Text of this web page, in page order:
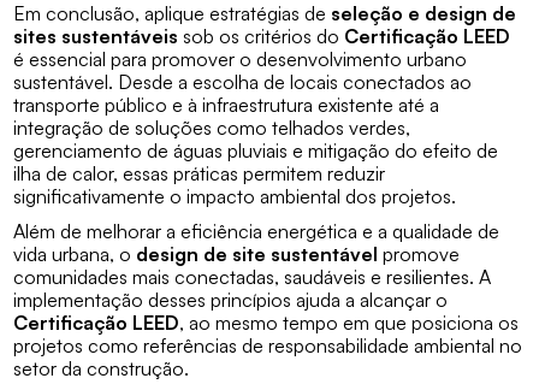
Em conclusão, aplique estratégias de seleção e design de
sites sustentáveis sob os critérios do Certificação LEED
é essencial para promover o desenvolvimento urbano
sustentável. Desde a escolha de locais conectados ao
transporte público e à infraestrutura existente até a
integração de soluções como telhados verdes,
gerenciamento de águas pluviais e mitigação do efeito de
ilha de calor, essas práticas permitem reduzir
significativamente o impacto ambiental dos projetos.
Além de melhorar a eficiência energética e a qualidade de
vida urbana, o design de site sustentável promove
comunidades mais conectadas, saudáveis e resilientes. A
implementação desses princípios ajuda a alcançar o
Certificação LEED, ao mesmo tempo em que posiciona os
projetos como referências de responsabilidade ambiental no
setor da construção.